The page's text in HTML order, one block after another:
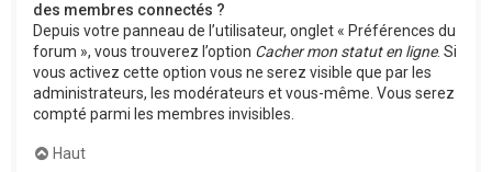
des membres connectés ?
Depuis votre panneau de l’utilisateur, onglet « Préférences du
forum », vous trouverez l’option Cacher mon statut en ligne. Si
vous activez cette option vous ne serez visible que par les
administrateurs, les modérateurs et vous-même. Vous serez
compté parmi les membres invisibles.
Haut